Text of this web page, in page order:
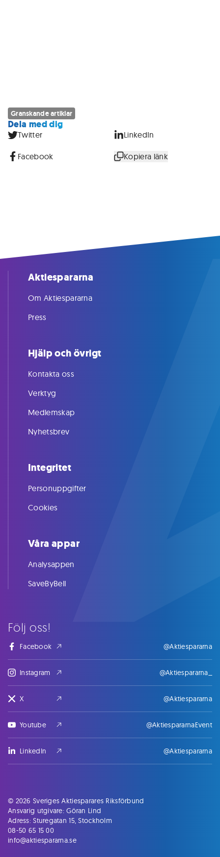
Granskande artiklar
Dela med dig
Twitter LinkedIn
Facebook Kopiera länk
Följ oss!
Facebook @Aktiespararna
Instagram @Aktiespararna_
X @Aktiespararna
Youtube @AktiespararnaEvent
LinkedIn @Aktiespararna
Aktiespararna
Om Aktiespararna
Press
Hjälp och övrigt
Kontakta oss
Verktyg
Medlemskap
Nyhetsbrev
Integritet
Personuppgifter
Cookies
Våra appar
Analysappen
SaveByBell
© 2026 Sveriges Aktiesparares Riksförbund
Ansvarig utgivare: Göran Lind
Adress: Sturegatan 15, Stockholm
08-50 65 15 00
info@aktiespararna.se